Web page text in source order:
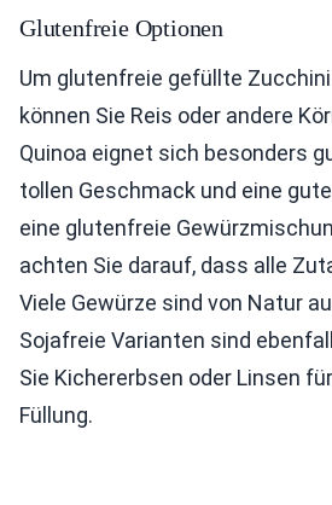
Glutenfreie Optionen
Um glutenfreie gefüllte
können Sie Reis oder andere
Quinoa eignet sich besonders
tollen Geschmack und eine
eine glutenfreie
achten Sie darauf, dass alle
Viele Gewürze sind von Natur
Sojafreie Varianten sind
Sie Kichererbsen oder Linsen
Füllung.